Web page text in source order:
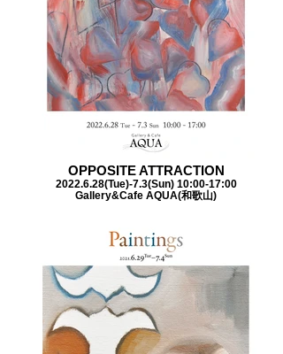
OPPOSITE ATTRACTION
2022.6.28(Tue)-7.3(Sun) 10:00-17:00
Gallery&Cafe AQUA(和歌山)